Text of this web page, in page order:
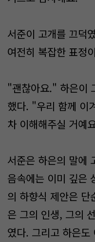
서준이 고개를 끄덕
여전히 복잡한 표정
"괜찮아요." 하은이
했다. "우리 함께 이
차 이해해주실 거예
서준은 하은의 말에
음속에는 이미 깊은
의 하향식 제안은 단
은 그의 인생, 그의
였다. 그리고 하은도